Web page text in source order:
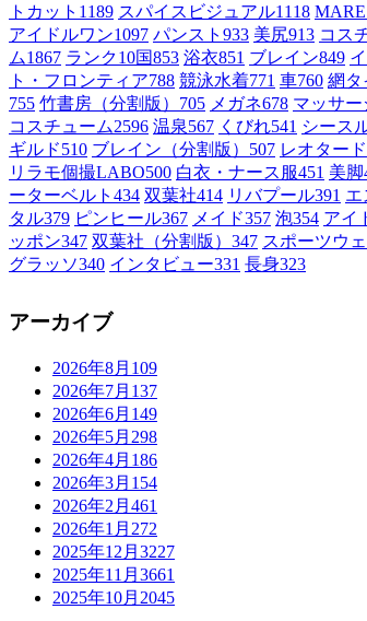
トカット 1189 スパイスビジュアル1118 MARE
アイドルワン1097 パンスト 933 美尻913 コス
ム1867 ランク10国853 浴衣851 ブレイン849
ト・フロンティア788 競泳水着771 車760 網タ
755 竹書房（分割版） 705 メガネ678 マッサー
コスチューム2596 温泉567 くびれ541 シース
ギルド510 ブレイン（分割版） 507 レオタード
リラモ個撮LABO500 白衣・ナース服451 美脚
ーターベルト 434 双葉社414 リバプール391 エ
タル379 ピンヒール367 メイド357 泡354 アイ
ッポン347 双葉社（分割版） 347 スポーツウ
グラッソ340 インタビュー331 長身323
アーカイブ
2026年8月 109
2026年7月 137
2026年6月 149
2026年5月 298
2026年4月 186
2026年3月 154
2026年2月 461
2026年1月 272
2025年12月 3227
2025年11月 3661
2025年10月 2045